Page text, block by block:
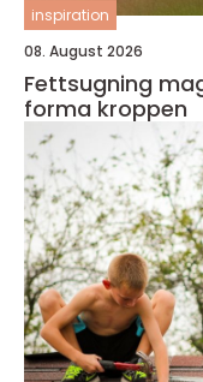
inspiration
08. August 2026
Fettsugning
forma kroppen